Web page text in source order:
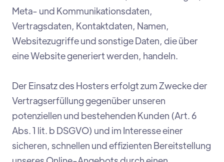
Meta- und Kommunikationsdaten,
Vertragsdaten, Kontaktdaten, Namen,
Websitezugriffe und sonstige Daten, die über
eine Website generiert werden, handeln.
Der Einsatz des Hosters erfolgt zum Zwecke der
Vertragserfüllung gegenüber unseren
potenziellen und bestehenden Kunden (Art. 6
Abs. 1 lit. b DSGVO) und im Interesse einer
sicheren, schnellen und effizienten Bereitstellung